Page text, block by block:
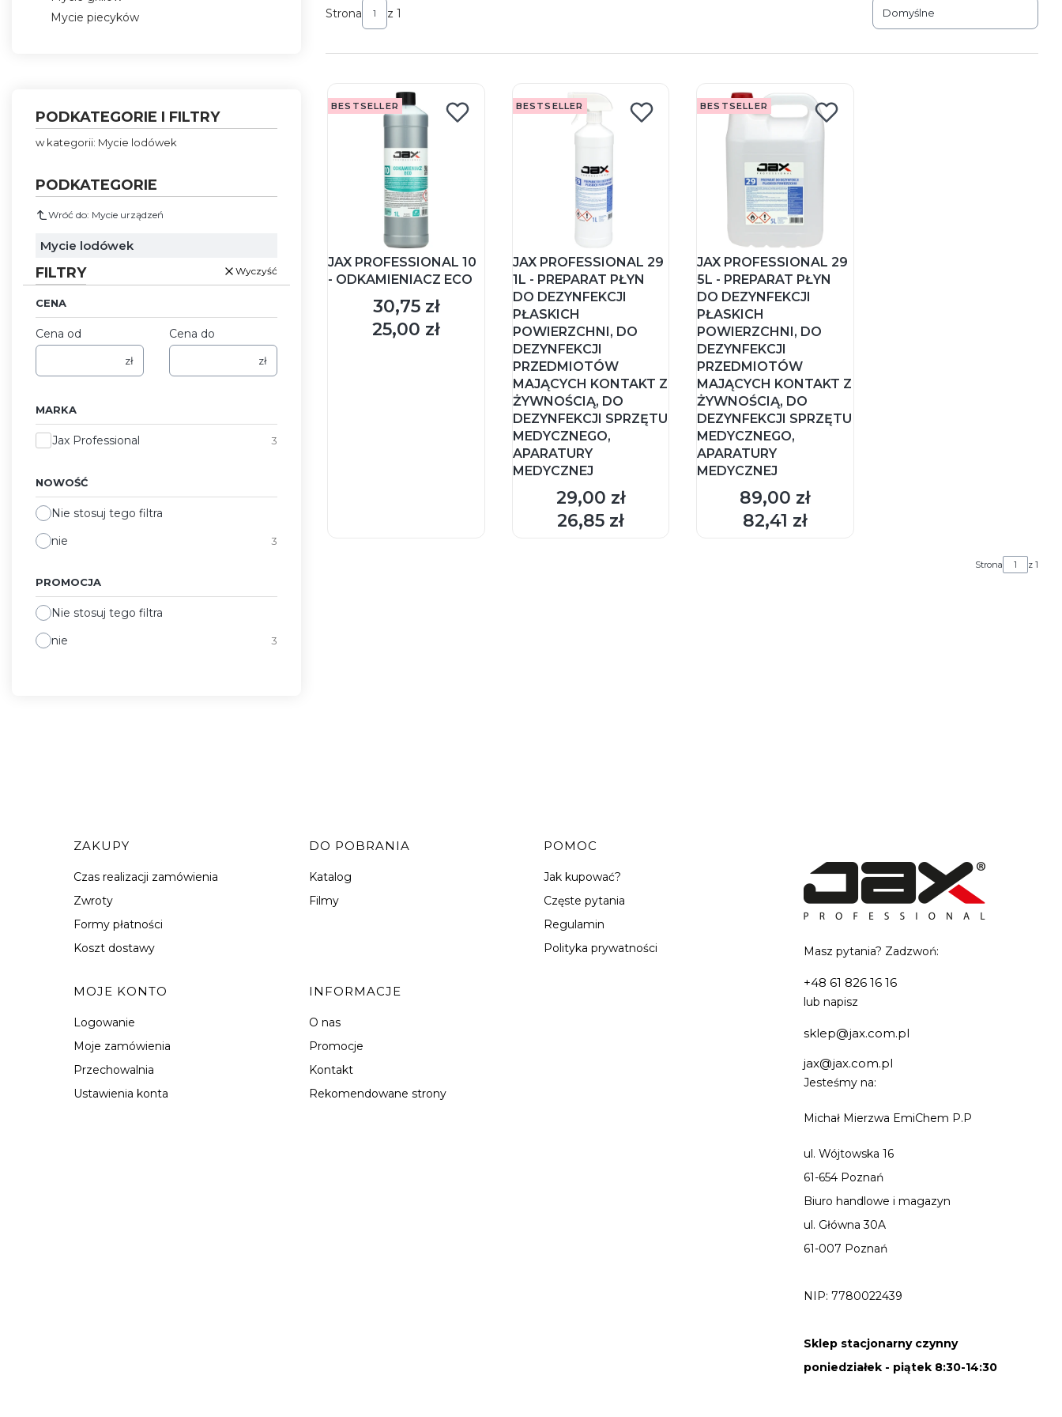
Mycie piecyków
PODKATEGORIE I FILTRY
w kategorii: Mycie lodówek
PODKATEGORIE
Wróć do: Mycie urządzeń
Mycie lodówek
FILTRY Wyczyść
CENA
Cena od
zł
Cena do
zł
MARKA
MarkaJax Professional 3
NOWOŚĆ
Nie stosuj tego filtra
nie
3
PROMOCJA
Nie stosuj tego filtra
nie
3
Domyślne
Strona z 1
BESTSELLER
JAX PROFESSIONAL 10
- ODKAMIENIACZ ECO
Cena
30,75 zł
Cena
25,00 zł
BESTSELLER
JAX PROFESSIONAL 29
1L - PREPARAT PŁYN
DO DEZYNFEKCJI
PŁASKICH
POWIERZCHNI, DO
DEZYNFEKCJI
PRZEDMIOTÓW
MAJĄCYCH KONTAKT Z
ŻYWNOŚCIĄ, DO
DEZYNFEKCJI SPRZĘTU
MEDYCZNEGO,
APARATURY
MEDYCZNEJ
Cena
29,00 zł
Cena
26,85 zł
DO KOSZYKA
BESTSELLER
JAX PROFESSIONAL 29
5L - PREPARAT PŁYN
DO DEZYNFEKCJI
PŁASKICH
POWIERZCHNI, DO
DEZYNFEKCJI
PRZEDMIOTÓW
MAJĄCYCH KONTAKT Z
ŻYWNOŚCIĄ, DO
DEZYNFEKCJI SPRZĘTU
MEDYCZNEGO,
APARATURY
MEDYCZNEJ
Cena
89,00 zł
Cena
82,41 zł
DO KOSZYKA
Strona z 1
Linki w stopce
ZAKUPY
Czas realizacji zamówienia
Zwroty
Formy płatności
Koszt dostawy
DO POBRANIA
Katalog
Filmy
POMOC
Jak kupować?
Częste pytania
Regulamin
Polityka prywatności
MOJE KONTO
Logowanie
Moje zamówienia
Przechowalnia
Ustawienia konta
INFORMACJE
O nas
Promocje
Kontakt
Rekomendowane strony
Masz pytania? Zadzwoń:
+48 61 826 16 16
lub napisz
sklep@jax.com.pl
jax@jax.com.pl
Jesteśmy na:
Michał Mierzwa EmiChem P.P
ul. Wójtowska 16
61-654 Poznań
Biuro handlowe i magazyn
ul. Główna 30A
61-007 Poznań
NIP: 7780022439
Sklep stacjonarny czynny
poniedziałek - piątek 8:30-14:30